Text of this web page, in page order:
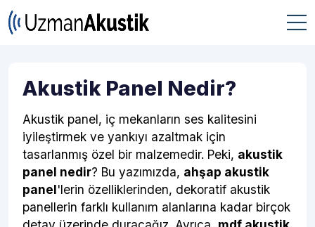
Akustik Panel Nedir?
Akustik panel, iç mekanların ses kalitesini
iyileştirmek ve yankıyı azaltmak için
tasarlanmış özel bir malzemedir. Peki, akustik
panel nedir? Bu yazımızda, ahşap akustik
panel'lerin özelliklerinden, dekoratif akustik
panellerin farklı kullanım alanlarına kadar birçok